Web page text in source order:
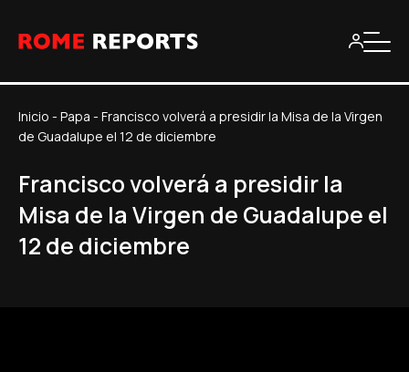
Inicio - Papa - Francisco volverá a presidir la Misa de la Virgen
de Guadalupe el 12 de diciembre
Francisco volverá a presidir la
Misa de la Virgen de Guadalupe el
12 de diciembre